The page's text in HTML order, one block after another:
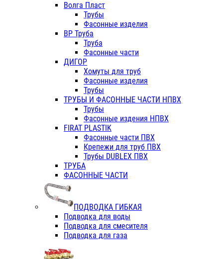
Волга Пласт
Трубы
Фасонные изделия
ВР Труба
Труба
Фасонные части
ДИГОР
Хомуты для труб
Фасонные изделия
Трубы
ТРУБЫ И ФАСОННЫЕ ЧАСТИ НПВХ
Трубы
Фасонные издения НПВХ
FIRAT PLASTIK
Фасонные части ПВХ
Крепежи для труб ПВХ
Трубы DUBLEX ПВХ
ТРУБА
ФАСОННЫЕ ЧАСТИ
ПОДВОДКА ГИБКАЯ
Подводка для воды
Подводка для смесителя
Подводка для газа